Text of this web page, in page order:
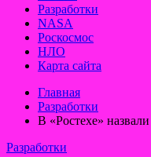
Разработки
NASA
Роскосмос
НЛО
Карта сайта
Главная
Разработки
В «Ростехе»
Разработки